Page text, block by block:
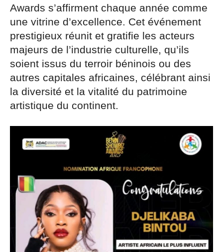
Awards s’affirment chaque année comme
une vitrine d’excellence. Cet événement
prestigieux réunit et gratifie les acteurs
majeurs de l’industrie culturelle, qu’ils
soient issus du terroir béninois ou des
autres capitales africaines, célébrant ainsi
la diversité et la vitalité du patrimoine
artistique du continent.